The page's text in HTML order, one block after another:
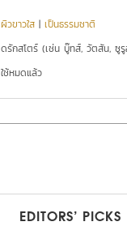
ผิวขาวใส |เป็นธรรมชาติ
ดรักสโตร์ (เช่น บู๊ทส์, วัตสัน, ซูรู
ใช้หมดแล้ว
EDITORS’ PICKS